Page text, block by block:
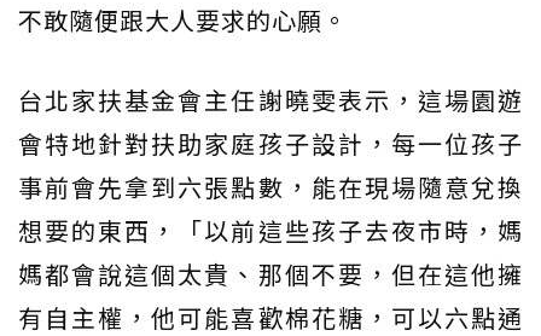
不敢隨便跟大人要求的心願。
台北家扶基金會主任謝曉雯表示，這場園遊
會特地針對扶助家庭孩子設計，每一位孩子
事前會先拿到六張點數，能在現場隨意兌換
想要的東西，「以前這些孩子去夜市時，媽
媽都會說這個太貴、那個不要，但在這他擁
有自主權，他可能喜歡棉花糖，可以六點通